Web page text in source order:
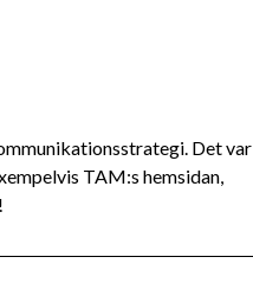
Det var
TAM:s hemsidan,